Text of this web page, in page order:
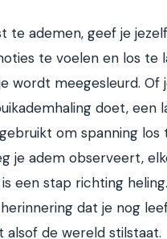
te ademen, geef je
te voelen en los te
wordt meegesleurd. Of
doet, een
om spanning los
je adem observeert,
een stap richting
dat je nog
alsof de wereld stilstaat.